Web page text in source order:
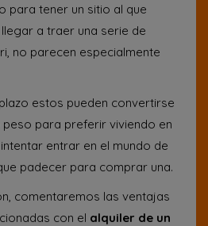
para tener un sitio al que
a traer una serie de
no parecen especialmente
estos pueden convertirse
para preferir viviendo en
entrar en el mundo de
padecer para comprar una.
comentaremos las ventajas
con el alquiler de un